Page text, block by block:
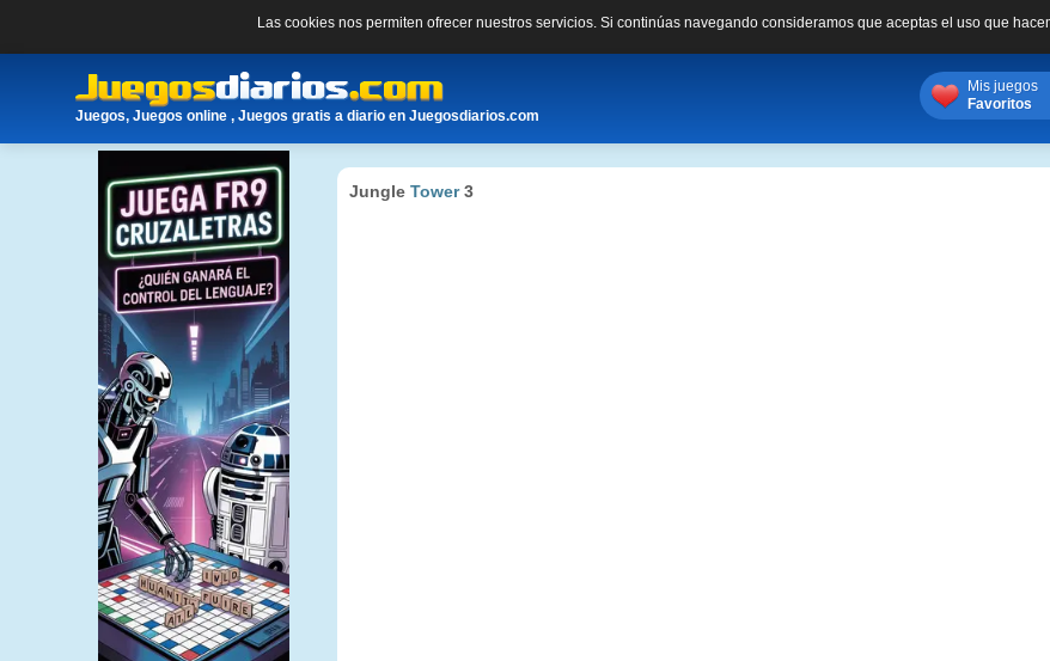
Las cookies nos permiten ofrecer nuestros servicios. Si continúas navegando consideramos que aceptas el uso que
Juegos, Juegos online , Juegos gratis a diario en Juegosdiarios.com
Mis juegos
Favoritos
Jungle Tower3